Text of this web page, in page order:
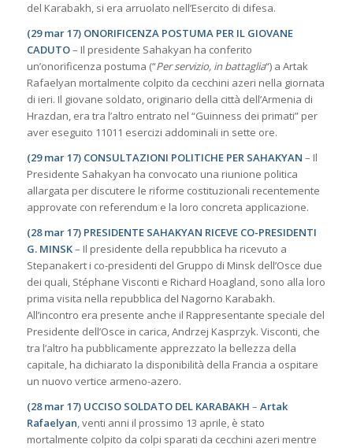
del Karabakh, si era arruolato nell’Esercito di difesa.
(29 mar 17) ONORIFICENZA POSTUMA PER IL GIOVANE
CADUTO– Il presidente Sahakyan ha conferito
un’onorificenza postuma (“Per servizio, in battaglia“) a Artak
Rafaelyan mortalmente colpito da cecchini azeri nella giornata
di ieri. Il giovane soldato, originario della città dell’Armenia di
Hrazdan, era tra l’altro entrato nel “Guinness dei primati” per
aver eseguito 11011 esercizi addominali in sette ore.
(29 mar 17) CONSULTAZIONI POLITICHE PER SAHAKYAN – Il
Presidente Sahakyan ha convocato una riunione politica
allargata per discutere le riforme costituzionali recentemente
approvate con referendum e la loro concreta applicazione.
(28 mar 17) PRESIDENTE SAHAKYAN RICEVE CO-PRESIDENTI
G. MINSK– Il presidente della repubblica ha ricevuto a
Stepanakert i co-presidenti del Gruppo di Minsk dell’Osce due
dei quali, Stéphane Visconti e Richard Hoagland, sono alla loro
prima visita nella repubblica del Nagorno Karabakh.
All’incontro era presente anche il Rappresentante speciale del
Presidente dell’Osce in carica, Andrzej Kasprzyk. Visconti, che
tra l’altro ha pubblicamente apprezzato la bellezza della
capitale, ha dichiarato la disponibilità della Francia a ospitare
un nuovo vertice armeno-azero.
(28 mar 17) UCCISO SOLDATO DEL KARABAKH – Artak
Rafaelyan, venti anni il prossimo 13 aprile, è stato
mortalmente colpito da colpi sparati da cecchini azeri mentre